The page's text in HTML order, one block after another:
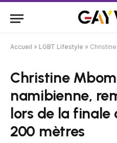
Accueil » LGBT Lifestyle » Christine Mboma,
Christine
namibienne,
lors de la finale
200 mètres